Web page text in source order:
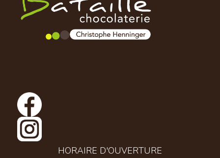
HORAIRE D'OUVERTURE